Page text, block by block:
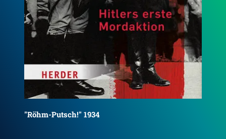
Anschlag auf Olympia